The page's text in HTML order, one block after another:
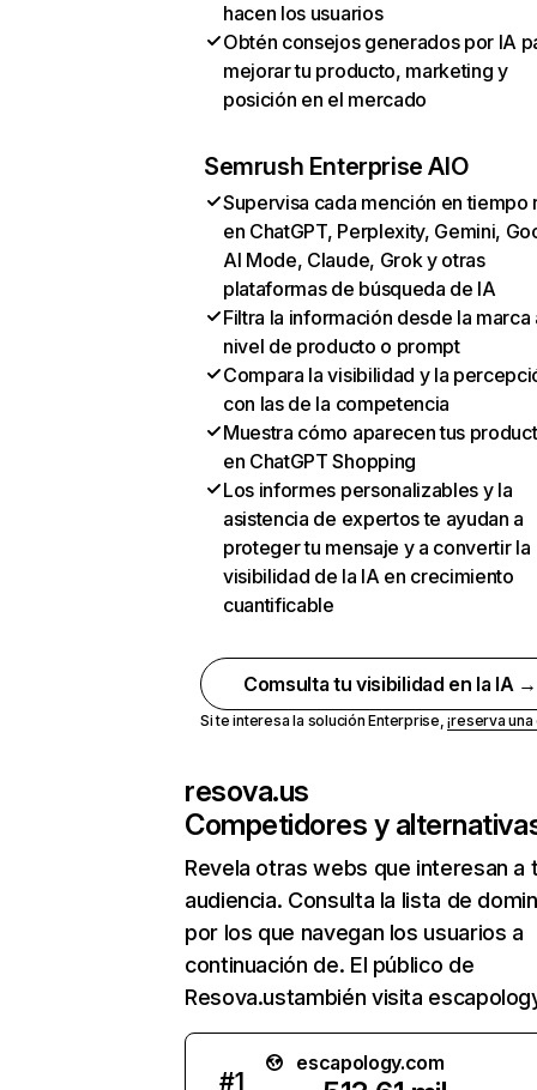
hacen los usuarios
Obtén consejos generados por IA
mejorar tu producto, marketing y
posición en el mercado
Semrush Enterprise AIO
Supervisa cada mención en tiempo
en ChatGPT, Perplexity, Gemini,
AI Mode, Claude, Grok y otras
plataformas de búsqueda de IA
Filtra la información desde la marca
nivel de producto o prompt
Compara la visibilidad y la
con las de la competencia
Muestra cómo aparecen tus
en ChatGPT Shopping
Los informes personalizables y la
asistencia de expertos te ayudan a
proteger tu mensaje y a convertir la
visibilidad de la IA en crecimiento
cuantificable
Comsulta tu visibilidad en la IA →
Si te interesa la solución Enterprise,¡reserva
resova.us
Competidores y
Revela otras webs que interesan a
audiencia. Consulta la lista de
por los que navegan los usuarios a
continuación de. El público de
Resova.ustambién visita
#1
escapology.com